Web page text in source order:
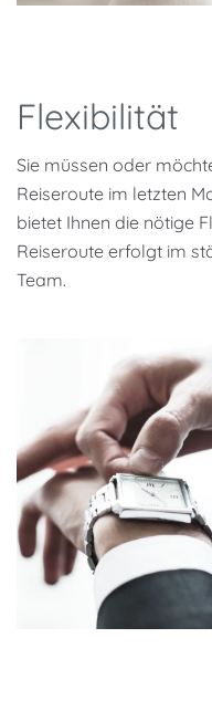
Flexibilität
Sie müssen oder
Reiseroute im letzten
bietet Ihnen die nötige
Reiseroute erfolgt im
Team.